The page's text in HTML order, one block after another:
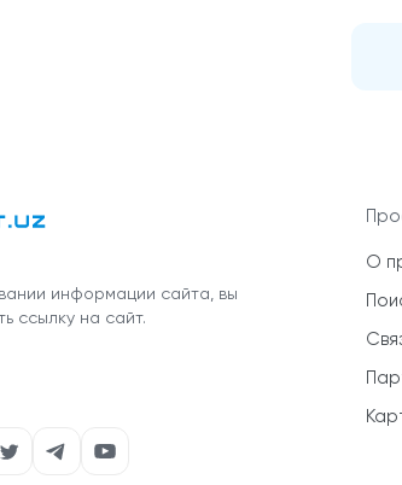
информации сайта, вы
ссылку на сайт.
О